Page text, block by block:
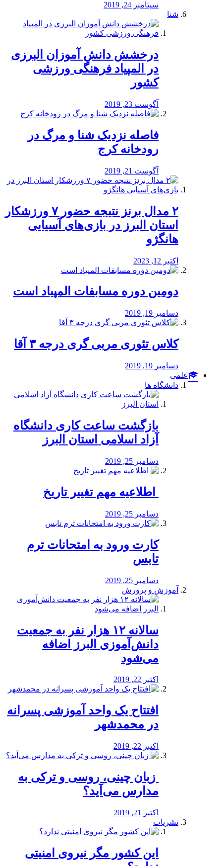
سپتامبر 24, 2019
شنا
درخشش دانش آموزان البرزی
در المپیاد فرهنگی ورزشی
کشور
آگوست 23, 2019
️فاصله نزدیک شنا و مرگ در
رودخانه کرج
آگوست 21, 2019
۲ مدال برنز نتیجه حضور ۷ ورزشکار
استان البرز در بازی‌های آسیایی
هانگژو
اکتبر 12, 2023
دومین دوره مسابفات المپیاد است
دسامبر 19, 2019
کلاس تئوری مربی گری درجه ۳ آقا
دسامبر 19, 2019
علمی
دانشگاه ها
بازگشت ساعت کاری دانشگاه
آزاد اسلامی استان البرز
دسامبر 25, 2019
️ اطلاعیه مهم تغییر تاریخ
دسامبر 25, 2019
کارت ورود به امتحانات ترم
تابس
دسامبر 25, 2019
آموزش و پرورش
️سالانه ۱۲ هزار نفر به جمعیت
دانش‌آموزی البرز اضافه
می‌شود
اکتبر 22, 2019
افتتاح یک واحد آموزشی پسرانه
در محمدشهر
اکتبر 22, 2019
️ زبان چینی، روسی و ترکی به
مدارس می‌آید؟
اکتبر 21, 2019
نشریات
این کشور مگر نیروی امنیتی